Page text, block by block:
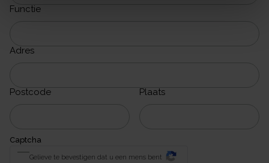
Functie
Adres
Postcode Plaats
Captcha
Gelieve te bevestigen dat u een mens bent